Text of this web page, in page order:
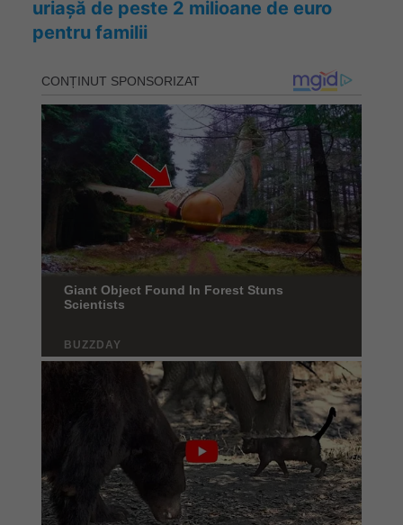
uriașă de peste 2 milioane de euro
pentru familii